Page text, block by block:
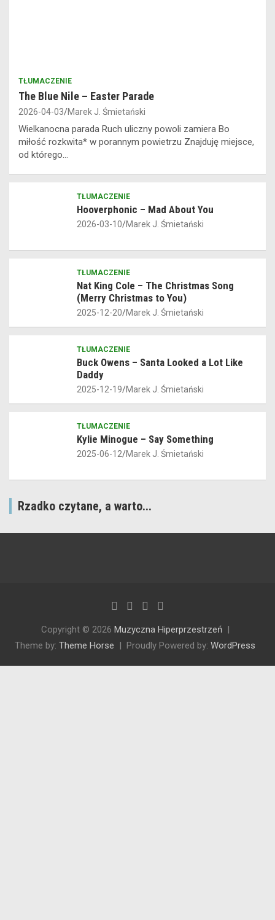
TŁUMACZENIE
The Blue Nile – Easter Parade
2026-04-03 Marek J. Śmietański
Wielkanocna parada Ruch uliczny powoli zamiera Bo
miłość rozkwita* w porannym powietrzu Znajduję miejsce,
od którego…
TŁUMACZENIE
Hooverphonic – Mad About You
2026-03-10 Marek J. Śmietański
TŁUMACZENIE
Nat King Cole – The Christmas Song
(Merry Christmas to You)
2025-12-20 Marek J. Śmietański
TŁUMACZENIE
Buck Owens – Santa Looked a Lot Like
Daddy
2025-12-19 Marek J. Śmietański
TŁUMACZENIE
Kylie Minogue – Say Something
2025-06-12 Marek J. Śmietański
Rzadko czytane, a warto...
Copyright © 2026 Muzyczna Hiperprzestrzeń
Theme by: Theme Horse Proudly Powered by: WordPress